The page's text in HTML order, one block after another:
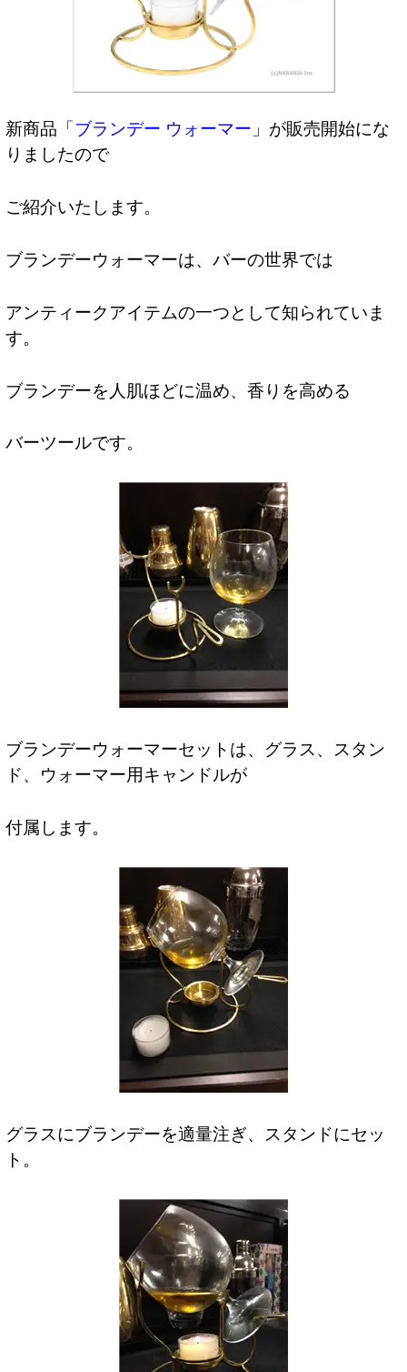
新商品「ブランデー ウォーマー 」が販売開始にな
りましたので
ご紹介いたします。
ブランデーウォーマーは、バーの世界では
アンティークアイテムの一つとして知られていま
す。
ブランデーを人肌ほどに温め、香りを高める
バーツールです。
ブランデーウォーマーセットは、グラス、スタン
ド、ウォーマー用キャンドルが
付属します。
グラスにブランデーを適量注ぎ、スタンドにセッ
ト。